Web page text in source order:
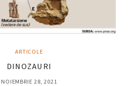
ARTICOLE
DINOZAURI
NOIEMBRIE 28, 2021